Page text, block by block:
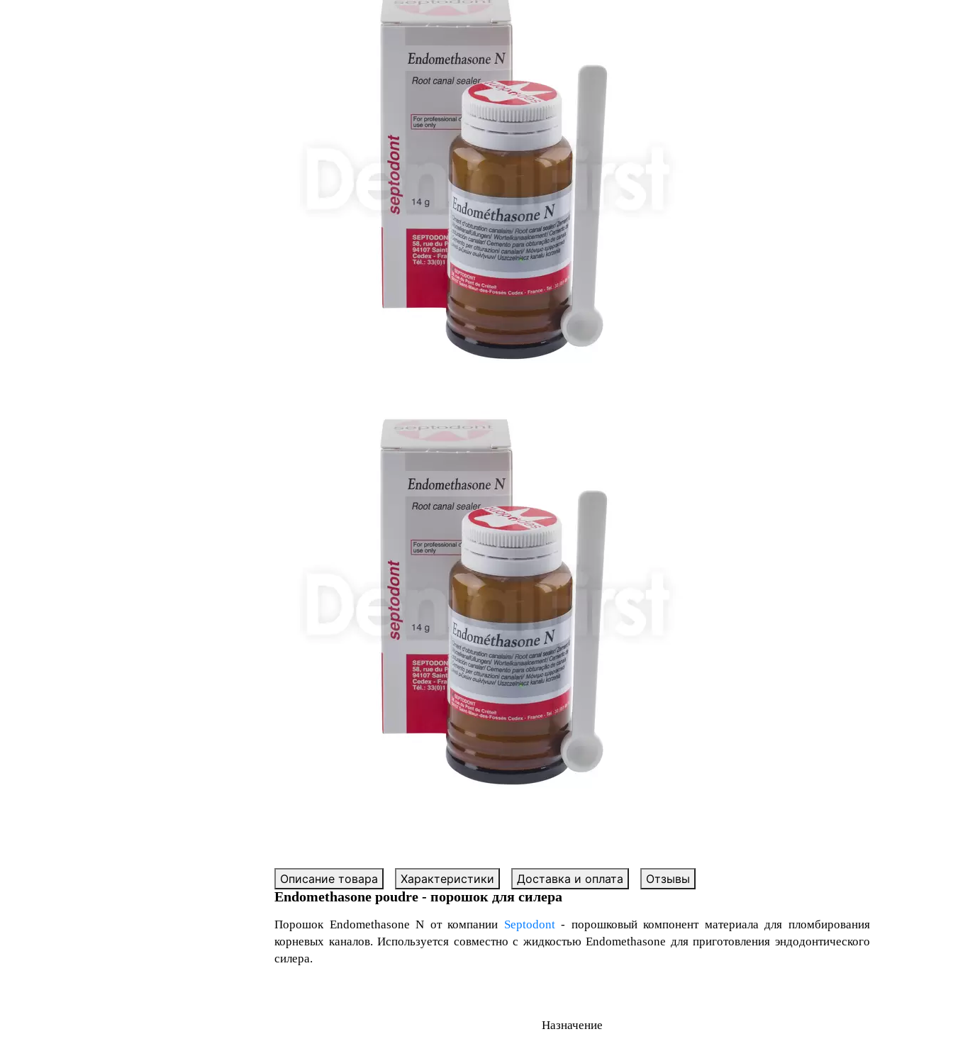
Описание товара Характеристики Доставка и оплата Отзывы
Endomethasone poudre - порошок для силера
Порошок Endomethasone N от компании Septodont- порошковый компонент материала для пломбирования
корневых каналов. Используется совместно с жидкостью Endomethasone для приготовления эндодонтического
силера.
Назначение